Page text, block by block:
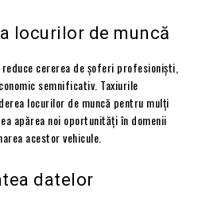
locurilor de muncă
cererea de șoferi profesioniști,
semnificativ. Taxiurile
locurilor de muncă pentru mulți
apărea noi oportunități în domenii
acestor vehicule.
datelor